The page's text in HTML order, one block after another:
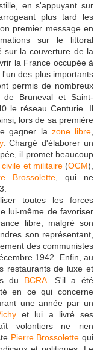
en s'appuyant sur
plus tard les
premier message en
sur le littoral
sur la couverture de la
la France occupée à
des plus importants
permis de nombreux
de Bruneval et Saint-
le réseau Centurie. Il
lors de sa première
gagner la zone libre
. Chargé d'élaborer un
il promet beaucoup
et militaire(OCM),
Brossolette , qui ne
toutes les forces
lui-même de favoriser
libre, malgré son
son représentant,
des communistes
1942. Enfin, au
restaurants de luxe et
du BCRA . S'il a été
en ce qui concerne
une année par un
et lui a livré ses
volontiers ne rien
Pierre Brossolette qui